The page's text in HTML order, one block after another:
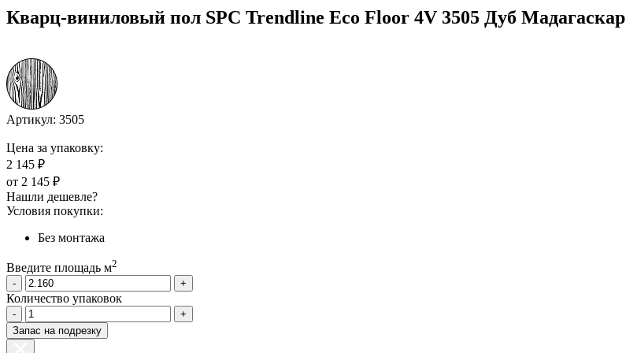
Кварц-виниловый пол SPC Trendline Eco Floor 4V 3505 Дуб Мадагаскар
Артикул: 3505
Цена за упаковку:
2 145 ₽
от 2 145 ₽
Нашли дешевле?
Условия покупки:
Без монтажа
Введите площадь м2
-
+
Количество упаковок
-
+
Запас на подрезку